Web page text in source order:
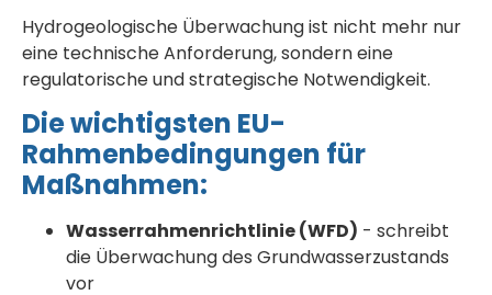
Hydrogeologische Überwachung ist nicht mehr nur
eine technische Anforderung, sondern eine
regulatorische und strategische Notwendigkeit.
Die wichtigsten EU-
Rahmenbedingungen für
Maßnahmen:
Wasserrahmenrichtlinie (WFD) - schreibt
die Überwachung des Grundwasserzustands
vor